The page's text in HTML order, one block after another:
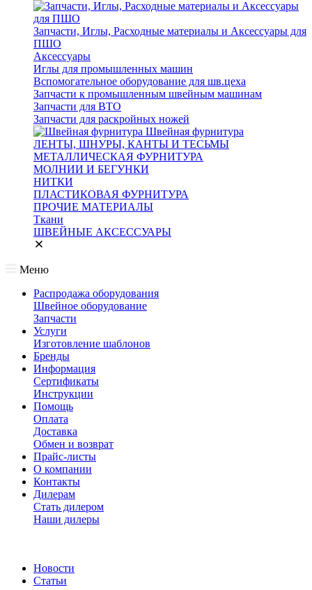
Запчасти, Иглы, Расходные материалы и Аксессуары для
ПШО
Аксессуары
Иглы для промышленных машин
Вспомогательное оборудование для шв.цеха
Запчасти к промышленным швейным машинам
Запчасти для ВТО
Запчасти для раскройных ножей
Швейная фурнитура
ЛЕНТЫ, ШНУРЫ, КАНТЫ И ТЕСЬМЫ
МЕТАЛЛИЧЕСКАЯ ФУРНИТУРА
МОЛНИИ И БЕГУНКИ
НИТКИ
ПЛАСТИКОВАЯ ФУРНИТУРА
ПРОЧИЕ МАТЕРИАЛЫ
Ткани
ШВЕЙНЫЕ АКСЕССУАРЫ
Меню
Распродажа оборудования
Швейное оборудование
Запчасти
Услуги
Изготовление шаблонов
Бренды
Информация
Сертификаты
Инструкции
Помощь
Оплата
Доставка
Обмен и возврат
Прайс-листы
О компании
Контакты
Дилерам
Стать дилером
Наши дилеры
Новости
Статьи